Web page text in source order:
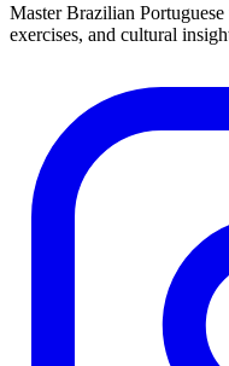
Master Brazilian
exercises, and cultural